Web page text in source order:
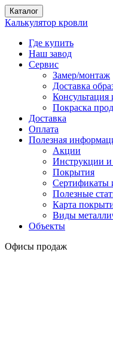
Каталог
Калькулятор кровли
Где купить
Наш завод
Сервис
Замер/монтаж
Доставка
Консультация
Покраска
Доставка
Оплата
Полезная
Акции
Инструкции и
Покрытия
Сертификаты
Полезные
Карта
Виды
Объекты
Офисы продаж